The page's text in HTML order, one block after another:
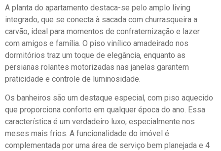
A planta do apartamento destaca-se pelo amplo living
integrado, que se conecta à sacada com churrasqueira a
carvão, ideal para momentos de confraternização e lazer
com amigos e família. O piso vinílico amadeirado nos
dormitórios traz um toque de elegância, enquanto as
persianas rolantes motorizadas nas janelas garantem
praticidade e controle de luminosidade.
Os banheiros são um destaque especial, com piso aquecido
que proporciona conforto em qualquer época do ano. Essa
característica é um verdadeiro luxo, especialmente nos
meses mais frios. A funcionalidade do imóvel é
complementada por uma área de serviço bem planejada e 4